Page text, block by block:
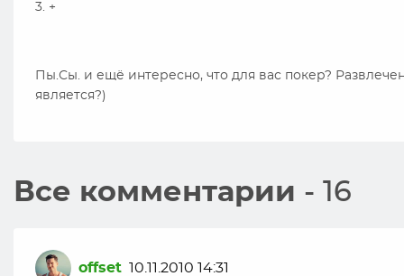
3. +
Пы.Сы. и ещё интересно, что для вас покер?
является?)
Все комментарии - 16
offset 10.11.2010 14:31